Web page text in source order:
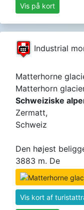
Vis på kort
Industrial
Matterhorne
Matterhorn
Schweiziske
Zermatt,
Schweiz
Den højest
3883 m. De
Vis kort af